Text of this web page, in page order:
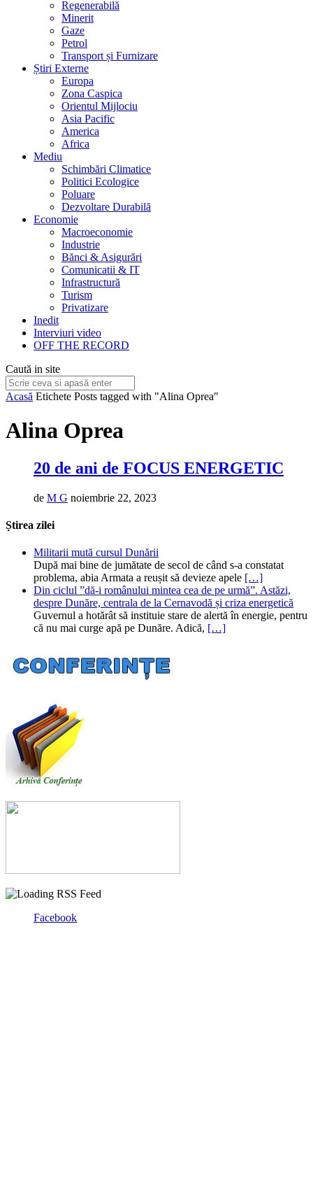
Regenerabilă
Minerit
Gaze
Petrol
Transport și Furnizare
Știri Externe
Europa
Zona Caspica
Orientul Mijlociu
Asia Pacific
America
Africa
Mediu
Schimbări Climatice
Politici Ecologice
Poluare
Dezvoltare Durabilă
Economie
Macroeconomie
Industrie
Bănci & Asigurări
Comunicatii & IT
Infrastructură
Turism
Privatizare
Inedit
Interviuri video
OFF THE RECORD
Caută in site
Acasă Etichete Posts tagged with "Alina Oprea"
Alina Oprea
20 de ani de FOCUS ENERGETIC
de M G noiembrie 22, 2023
Știrea zilei
Militarii mută cursul Dunării
După mai bine de jumătate de secol de când s-a constatat
problema, abia Armata a reușit să devieze apele […]
Din ciclul ”dă-i românului mintea cea de pe urmă”. Astăzi,
despre Dunăre, centrala de la Cernavodă și criza energetică
Guvernul a hotărât să instituie stare de alertă în energie, pentru
că nu mai curge apă pe Dunăre. Adică, […]
Facebook